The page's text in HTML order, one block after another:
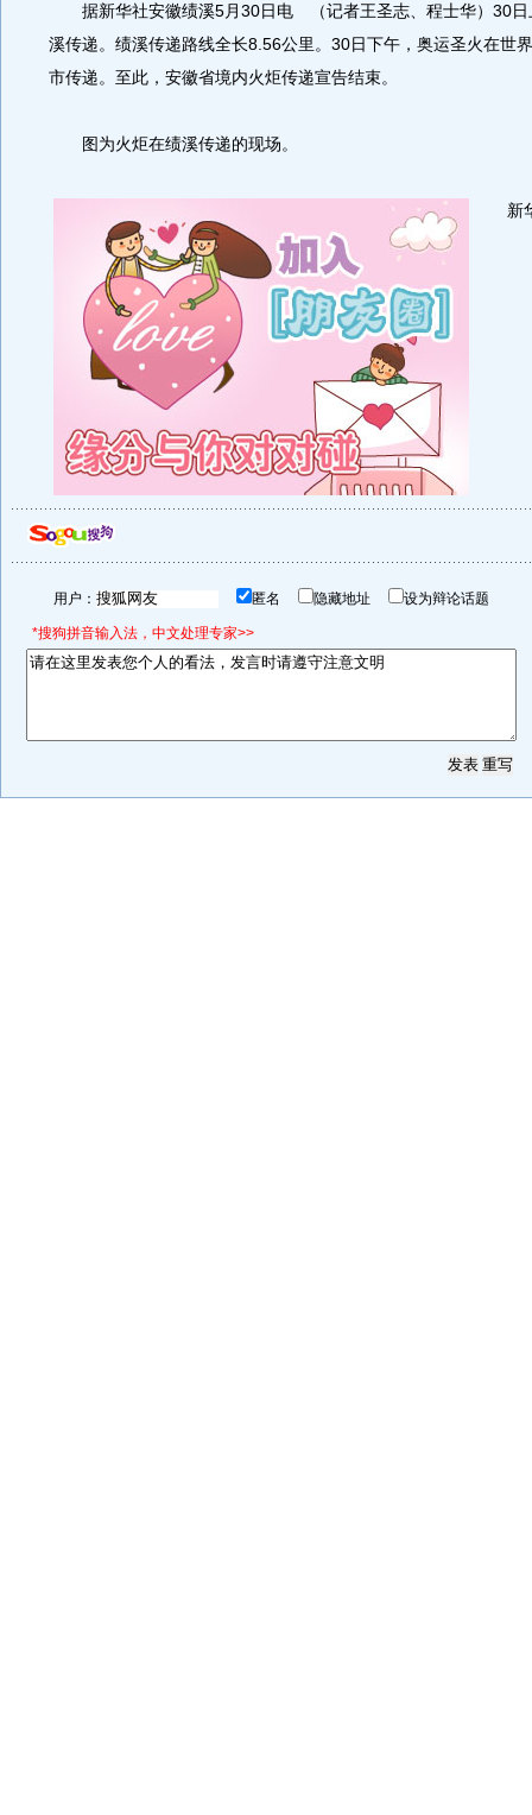
据新华社安徽绩溪5月30日电 （记者王圣志、程士华）30日
溪传递。绩溪传递路线全长8.56公里。30日下午，奥运圣火在世
市传递。至此，安徽省境内火炬传递宣告结束。
图为火炬在绩溪传递的现场。
新华
用户： 匿名 隐藏地址 设为辩论话题
*搜狗拼音输入法，中文处理专家>>